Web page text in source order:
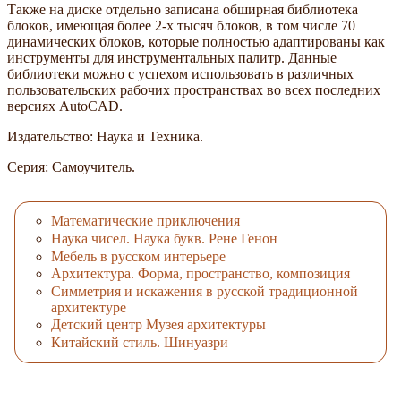
Также на диске отдельно записана обширная библиотека
блоков, имеющая более 2-х тысяч блоков, в том числе 70
динамических блоков, которые полностью адаптированы как
инструменты для инструментальных палитр. Данные
библиотеки можно с успехом использовать в различных
пользовательских рабочих пространствах во всех последних
версиях AutoCAD.
Издательство: Наука и Техника.
Серия: Самоучитель.
Математические приключения
Наука чисел. Наука букв. Рене Генон
Мебель в русском интерьере
Архитектура. Форма, пространство, композиция
Симметрия и искажения в русской традиционной
архитектуре
Детский центр Музея архитектуры
Китайский стиль. Шинуазри